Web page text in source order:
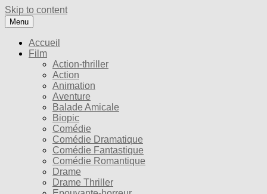
Skip to content
Menu
Accueil
Film
Action-thriller
Action
Animation
Aventure
Balade Amicale
Biopic
Comédie
Comédie Dramatique
Comédie Fantastique
Comédie Romantique
Drame
Drame Thriller